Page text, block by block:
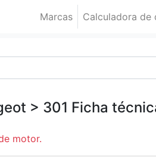
Marcas Calculadora de
> 301 Ficha
motor.